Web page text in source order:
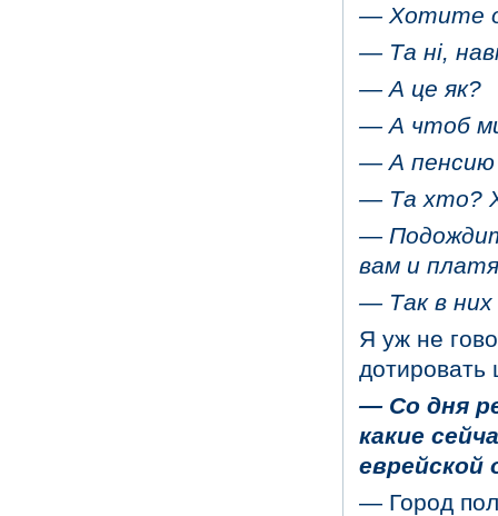
—Хотите
—Та ні, нав
—А це як?
— А чтоб
— А
— Та хто?
—
вам и
— Так в
Я уж не
—Со дня
какие
— Город